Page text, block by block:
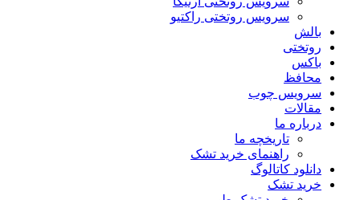
سرویس روتختی راکتیو
بالش
روتختی
باکس
محافظ
سرویس چوب
مقالات
درباره ما
تاریخچه ما
راهنمای خرید تشک
دانلود کاتالوگ
خرید تشک